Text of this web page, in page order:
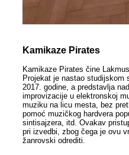
Kamikaze Pirates
Kamikaze Pirates čine
Projekat je nastao studijskom
2017. godine, a predstavlja
improvizacije u elektronskoj
muziku na licu mesta, bez
pomoć muzičkog hardvera
sintisajzera, itd. Ovakav
pri izvedbi, zbog čega je ovu
žanrovski odrediti.